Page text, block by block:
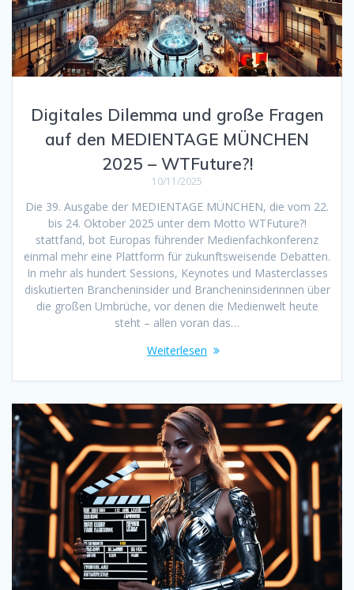
Digitales Dilemma und große Fragen
auf den MEDIENTAGE MÜNCHEN
2025 – WTFuture?!
10/11/2025
Die 39. Ausgabe der MEDIENTAGE MÜNCHEN, die vom 22.
bis 24. Oktober 2025 unter dem Motto WTFuture?!
stattfand, bot Europas führender Medienfachkonferenz
einmal mehr eine Plattform für zukunftsweisende Debatten.
In mehr als hundert Sessions, Keynotes und Masterclasses
diskutierten Branchen­insider und Branchen­insiderinnen über
die großen Umbrüche, vor denen die Medienwelt heute
steht – allen voran das…
Weiterlesen